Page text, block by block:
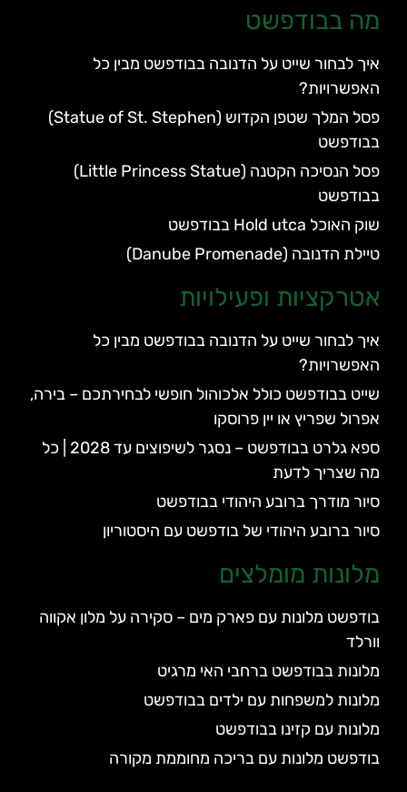
מה בבודפשט
איך לבחור שייט על הדנובה בבודפשט מבין כל
האפשרויות?
פסל המלך שטפן הקדוש (Statue of St. Stephen)
בבודפשט
פסל הנסיכה הקטנה (Little Princess Statue)
בבודפשט
שוק האוכל Hold utca בבודפשט
טיילת הדנובה (Danube Promenade)
אטרקציות ופעילויות
איך לבחור שייט על הדנובה בבודפשט מבין כל
האפשרויות?
שייט בבודפשט כולל אלכוהול חופשי לבחירתכם – בירה,
אפרול שפריץ או יין פרוסקו
ספא גלרט בבודפשט – נסגר לשיפוצים עד 2028 | כל
מה שצריך לדעת
סיור מודרך ברובע היהודי בבודפשט
סיור ברובע היהודי של בודפשט עם היסטוריון
מלונות מומלצים
בודפשט מלונות עם פארק מים – סקירה על מלון אקווה
וורלד
מלונות בבודפשט ברחבי האי מרגיט
מלונות למשפחות עם ילדים בבודפשט
מלונות עם קזינו בבודפשט
בודפשט מלונות עם בריכה מחוממת מקורה